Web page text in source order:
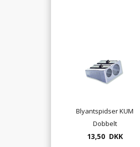
Blyantspidser KUM
Dobbelt
magnesiumspidser
13,50 DKK